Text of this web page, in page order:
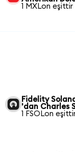
1 MXLon eşittir
Fidelity
'dan Charles
1 FSOLon